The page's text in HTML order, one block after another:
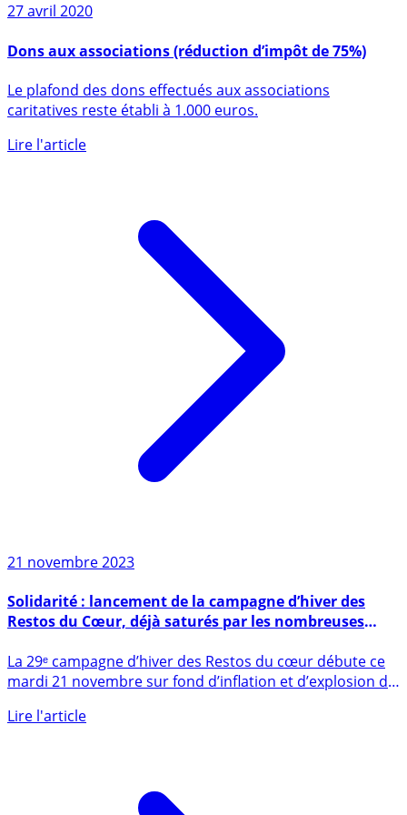
27 avril 2020
Dons aux associations (réduction d’impôt de 75%)
Le plafond des dons effectués aux associations
caritatives reste établi à 1.000 euros.
Lire l'article
21 novembre 2023
Solidarité : lancement de la campagne d’hiver des
Restos du Cœur, déjà saturés par les nombreuses
La 29ᵉ campagne d’hiver des Restos du cœur débute ce
mardi 21 novembre sur fond d’inflation et d’explosion du
Lire l'article